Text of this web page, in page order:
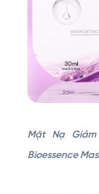
Mặt Nạ
Bioessence